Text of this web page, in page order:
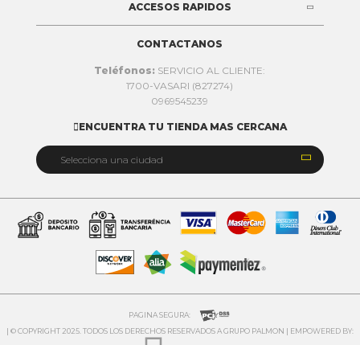
ACCESOS RAPIDOS
CONTACTANOS
Teléfonos: SERVICIO AL CLIENTE:
1700-VASARI (827274)
0969545239
ENCUENTRA TU TIENDA MAS CERCANA
Selecciona una ciudad 
Cuenca
Riobamba
PAGINA SEGURA:
| © COPYRIGHT 2025. TODOS LOS DERECHOS RESERVADOS A GRUPO PALMON | EMPOWERED BY: